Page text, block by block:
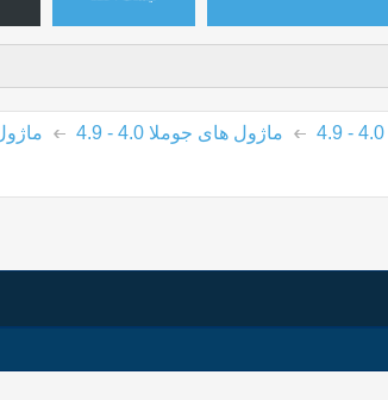
ماژول های جوملا 4.0 - 4.9 ماژول